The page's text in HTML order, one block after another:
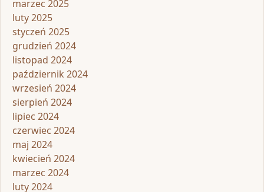
marzec 2025
luty 2025
styczeń 2025
grudzień 2024
listopad 2024
październik 2024
wrzesień 2024
sierpień 2024
lipiec 2024
czerwiec 2024
maj 2024
kwiecień 2024
marzec 2024
luty 2024